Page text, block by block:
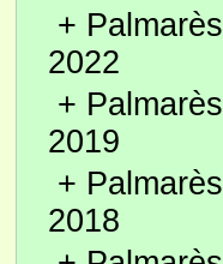
+ Palmarès
2022
+ Palmarès
2019
+ Palmarès
2018